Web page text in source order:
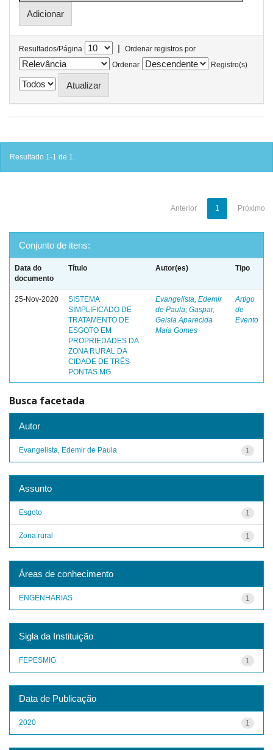
Resultados/Página |
Ordenar registros por
Ordenar
Registro(s)
Resultado 1-1 de 1.
Anterior 1 Próximo
Conjunto de itens:
Data do
documento
Título Autor(es) Tipo
25-Nov-2020
SISTEMA
SIMPLIFICADO DE
TRATAMENTO DE
ESGOTO EM
PROPRIEDADES DA
ZONA RURAL DA
CIDADE DE TRÊS
PONTAS MG
Evangelista, Edemir
de Paula; Gaspar,
Geisla Aparecida
Maia Gomes
Artigo
de
Evento
Busca facetada
Autor
1
Evangelista, Edemir de Paula
Assunto
1
Esgoto
1
Zona rural
Áreas de conhecimento
1
ENGENHARIAS
Sigla da Instituição
1
FEPESMIG
Data de Publicação
1
2020